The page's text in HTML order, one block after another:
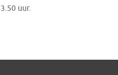
uur.